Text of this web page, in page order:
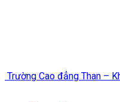
Trường Cao đẳng Than –